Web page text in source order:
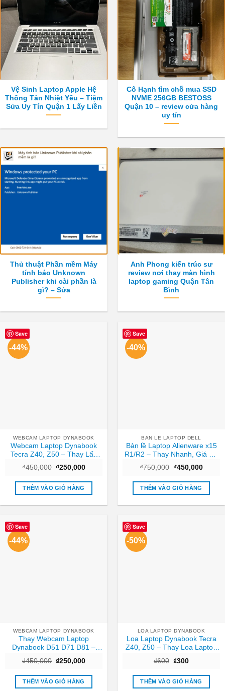
Vệ Sinh Laptop Apple Hệ
Thống Tản Nhiệt Yếu – Tiệm
Sửa Uy Tín Quận 1 Lấy Liền
Cô Hạnh tìm chỗ mua SSD
NVME 256GB BESTOSS
Quận 10 – review cửa hàng
uy tín
Thủ thuật Phần mềm Máy
tính báo Unknown
Publisher khi cài phần là
gì? – Sửa
Anh Phong kiến trúc sư
review nơi thay màn hình
laptop gaming Quận Tân
Bình
Save
-44%
WEBCAM LAPTOP DYNABOOK
Webcam Laptop Dynabook
Tecra Z40, Z50 – Thay Lấy
Liền Tại TPHCM Giá Tốt
₫450,000 Giá
là:
₫450,000.
₫250,000Giá
tại
₫250,000.
THÊM VÀO GIỎ HÀNG
Save
-40%
BAN LE LAPTOP DELL
Bản lề Laptop Alienware x15
R1/R2 – Thay Nhanh, Giá Rẻ
Tại TPHCM
₫750,000 Giá
là:
₫750,000.
₫450,000Giá
tại
THÊM VÀO GIỎ HÀNG
Save
-44%
WEBCAM LAPTOP DYNABOOK
Thay Webcam Laptop
Dynabook D51 D71 D81 –
TPHCM
₫450,000 Giá
là:
₫450,000.
₫250,000Giá
tại
₫250,000.
THÊM VÀO GIỎ HÀNG
Save
-50%
LOA LAPTOP DYNABOOK
Loa Laptop Dynabook Tecra
Z40, Z50 – Thay Loa Laptop
₫600 Giá
là:
₫600.
₫300Giá
tại
là:
₫300.
THÊM VÀO GIỎ HÀNG